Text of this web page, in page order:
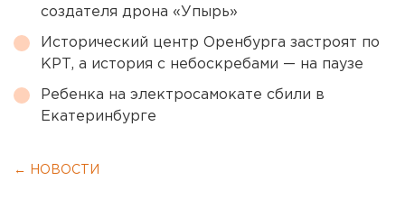
создателя дрона «Упырь»
Исторический центр Оренбурга застроят по
КРТ, а история с небоскребами — на паузе
Ребенка на электросамокате сбили в
Екатеринбурге
← НОВОСТИ